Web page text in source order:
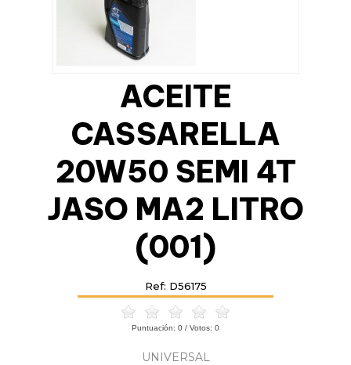
ACEITE
CASSARELLA
20W50 SEMI 4T
JASO MA2 LITRO
(001)
Ref: D56175
Puntuación: 0 / Votos: 0
UNIVERSAL